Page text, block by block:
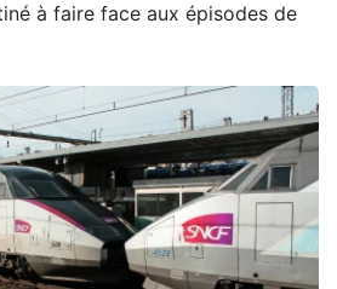
à faire face aux épisodes de